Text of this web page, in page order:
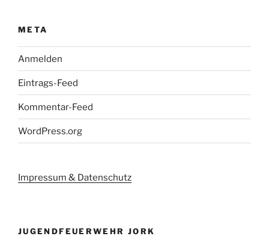
META
Anmelden
Eintrags-Feed
Kommentar-Feed
WordPress.org
Impressum & Datenschutz
JUGENDFEUERWEHR JORK